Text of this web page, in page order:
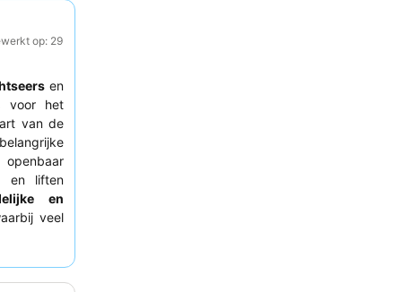
op: 29
en
voor het
van de
en liften
en
veel